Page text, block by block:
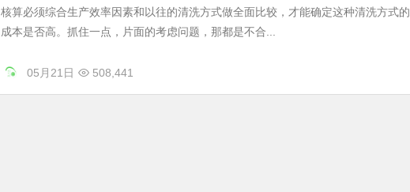
核算必须综合生产效率因素和以往的清洗方式做全面比较，才能确定这种清洗方式的
成本是否高。抓住一点，片面的考虑问题，那都是不合...
05月21日 508,441